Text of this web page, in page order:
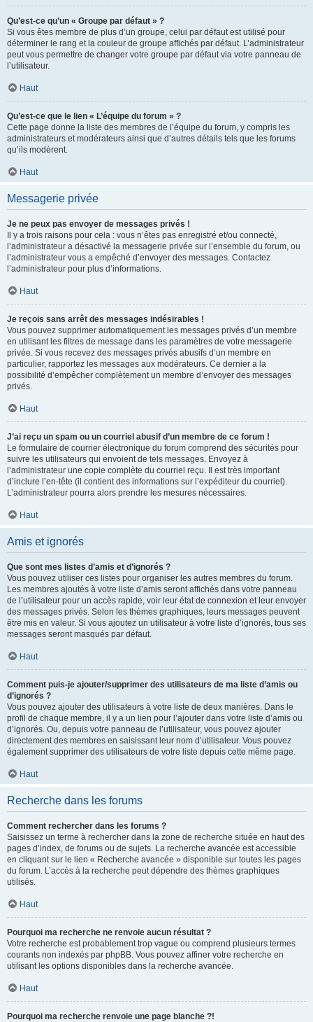
Qu’est-ce qu’un « Groupe par défaut » ?
Si vous êtes membre de plus d’un groupe, celui par défaut est utilisé pour
déterminer le rang et la couleur de groupe affichés par défaut. L’administrateur
peut vous permettre de changer votre groupe par défaut via votre panneau de
l’utilisateur.
Haut
Qu’est-ce que le lien « L’équipe du forum » ?
Cette page donne la liste des membres de l’équipe du forum, y compris les
administrateurs et modérateurs ainsi que d’autres détails tels que les forums
qu’ils modèrent.
Haut
Messagerie privée
Je ne peux pas envoyer de messages privés !
Il y a trois raisons pour cela : vous n’êtes pas enregistré et/ou connecté,
l’administrateur a désactivé la messagerie privée sur l’ensemble du forum, ou
l’administrateur vous a empêché d’envoyer des messages. Contactez
l’administrateur pour plus d’informations.
Haut
Je reçois sans arrêt des messages indésirables !
Vous pouvez supprimer automatiquement les messages privés d’un membre
en utilisant les filtres de message dans les paramètres de votre messagerie
privée. Si vous recevez des messages privés abusifs d’un membre en
particulier, rapportez les messages aux modérateurs. Ce dernier a la
possibilité d’empêcher complètement un membre d’envoyer des messages
privés.
Haut
J’ai reçu un spam ou un courriel abusif d’un membre de ce forum !
Le formulaire de courrier électronique du forum comprend des sécurités pour
suivre les utilisateurs qui envoient de tels messages. Envoyez à
l’administrateur une copie complète du courriel reçu. Il est très important
d’inclure l’en-tête (il contient des informations sur l’expéditeur du courriel).
L’administrateur pourra alors prendre les mesures nécessaires.
Haut
Amis et ignorés
Que sont mes listes d’amis et d’ignorés ?
Vous pouvez utiliser ces listes pour organiser les autres membres du forum.
Les membres ajoutés à votre liste d’amis seront affichés dans votre panneau
de l’utilisateur pour un accès rapide, voir leur état de connexion et leur envoyer
des messages privés. Selon les thèmes graphiques, leurs messages peuvent
être mis en valeur. Si vous ajoutez un utilisateur à votre liste d’ignorés, tous ses
messages seront masqués par défaut.
Haut
Comment puis-je ajouter/supprimer des utilisateurs de ma liste d’amis ou
d’ignorés ?
Vous pouvez ajouter des utilisateurs à votre liste de deux manières. Dans le
profil de chaque membre, il y a un lien pour l’ajouter dans votre liste d’amis ou
d’ignorés. Ou, depuis votre panneau de l’utilisateur, vous pouvez ajouter
directement des membres en saisissant leur nom d’utilisateur. Vous pouvez
également supprimer des utilisateurs de votre liste depuis cette même page.
Haut
Recherche dans les forums
Comment rechercher dans les forums ?
Saisissez un terme à rechercher dans la zone de recherche située en haut des
pages d’index, de forums ou de sujets. La recherche avancée est accessible
en cliquant sur le lien « Recherche avancée » disponible sur toutes les pages
du forum. L’accès à la recherche peut dépendre des thèmes graphiques
utilisés.
Haut
Pourquoi ma recherche ne renvoie aucun résultat ?
Votre recherche est probablement trop vague ou comprend plusieurs termes
courants non indexés par phpBB. Vous pouvez affiner votre recherche en
utilisant les options disponibles dans la recherche avancée.
Haut
Pourquoi ma recherche renvoie une page blanche ?!